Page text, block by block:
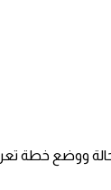
ووضع خطة